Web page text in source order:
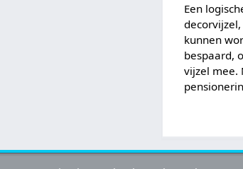
Een
kunnen
bespaard,
vijzel mee.